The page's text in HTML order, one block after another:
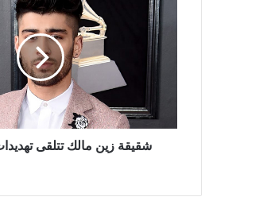
مالك
تتلقى
تهديدات
شقيقة زين مالك تتلقى